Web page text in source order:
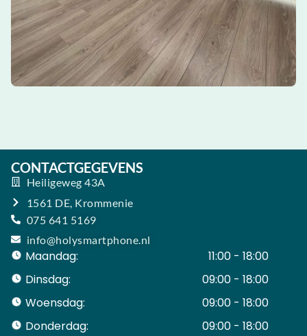
CONTACTGEGEVENS
Heiligeweg 43A
1561 DE, Krommenie
075 641 5169
info@holysmartphone.nl
Maandag:
11:00 - 18:00
Dinsdag:
09:00 - 18:00
Woensdag:
09:00 - 18:00
Donderdag:
09:00 - 18:00